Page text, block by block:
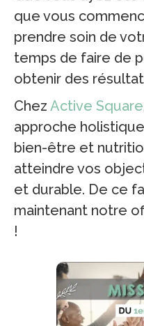
que vous
prendre soin de
temps de faire de
obtenir des
Chez Active Square
approche
bien-être et
atteindre vos
et durable. De ce
maintenant notre
!